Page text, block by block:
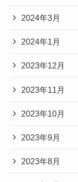
2024年3月
2024年1月
2023年12月
2023年11月
2023年10月
2023年9月
2023年8月